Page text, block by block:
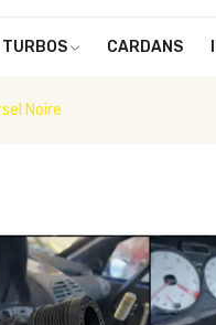
TURBOS CARDANS
Noire